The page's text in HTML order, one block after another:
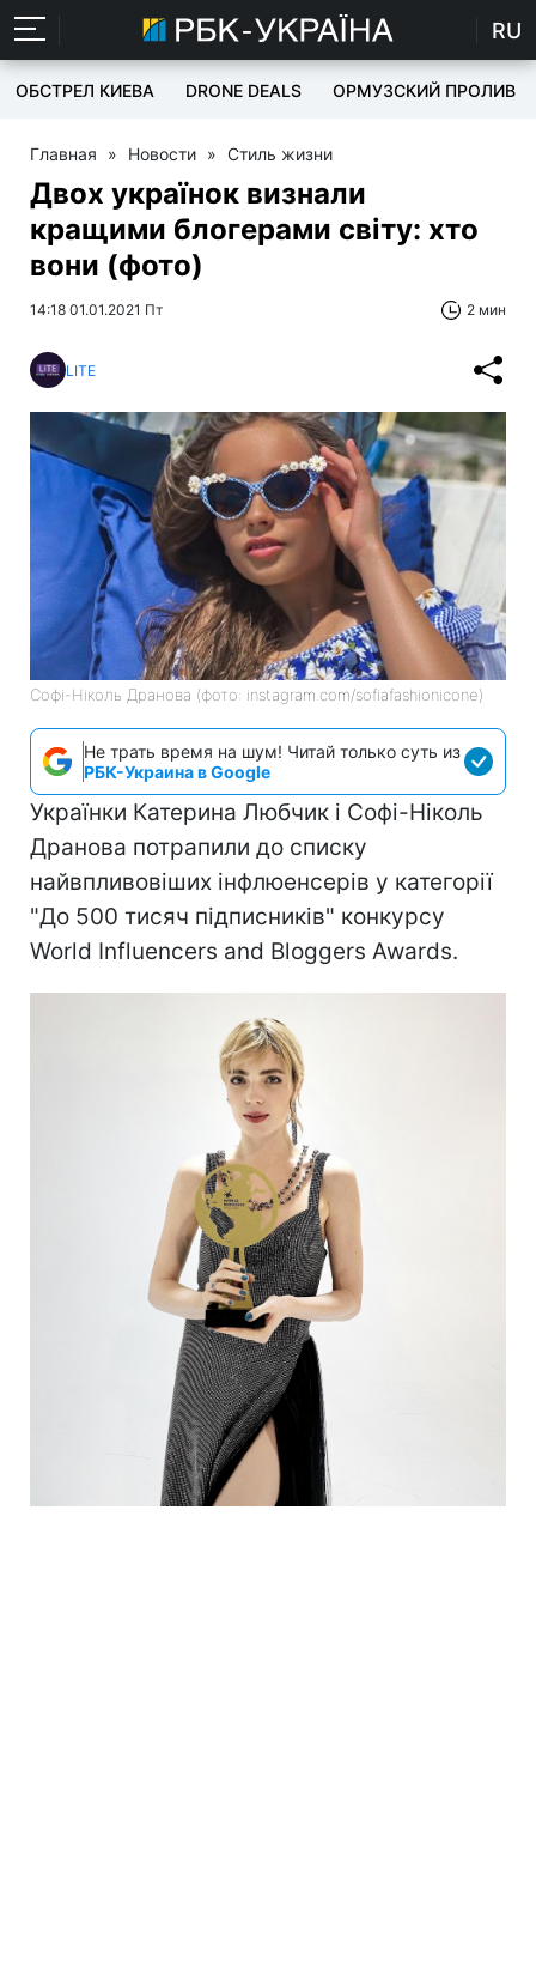
RU
ОБСТРЕЛ КИЕВА DRONE DEALS ОРМУЗСКИЙ ПРОЛИВ
Главная » Новости » Стиль жизни
Двох українок визнали
кращими блогерами світу: хто
вони (фото)
14:18 01.01.2021 Пт 2 мин
LITE
Софі-Ніколь Дранова (фото: instagram.com/sofiafashionicone)
Не трать время на шум! Читай только суть из
РБК-Украина в Google
Українки Катерина Любчик і Софі-Ніколь
Дранова потрапили до списку
найвпливовіших інфлюенсерів у категорії
"До 500 тисяч підписників" конкурсу
World Influencers and Bloggers Awards.